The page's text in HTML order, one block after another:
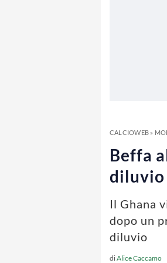
CALCIOWEB»
Beffa
diluvio
Il Ghana
dopo un
diluvio
diAlice Caccamo